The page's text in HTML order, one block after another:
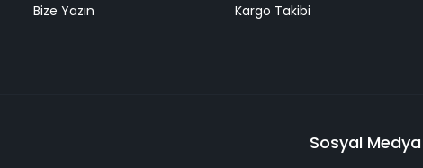
Bize Yazın Kargo Takibi
Sosyal Medya